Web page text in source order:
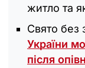
житло та
Свято без
України
після